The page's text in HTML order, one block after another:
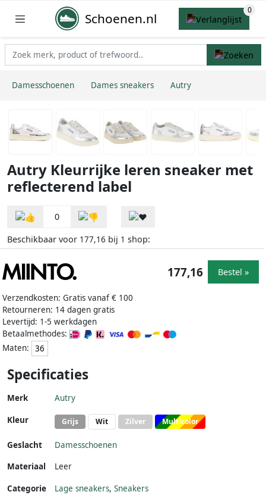
Schoenen.nl
Damesschoenen Dames sneakers Autry
Autry Kleurrijke leren sneaker met
reflecterend label
0
Beschikbaar voor 177,16 bij 1 shop:
Verzendkosten: Gratis vanaf € 100
Retourneren: 14 dagen gratis
Levertijd: 1-5 werkdagen
Betaalmethodes:
Maten:
36
177,16 Bestel »
Specificaties
Merk Autry
Kleur Grijs Wit Zilver Multicolor
Geslacht
Damesschoenen
Materiaal
Leer
Categorie Lage sneakers, Sneakers